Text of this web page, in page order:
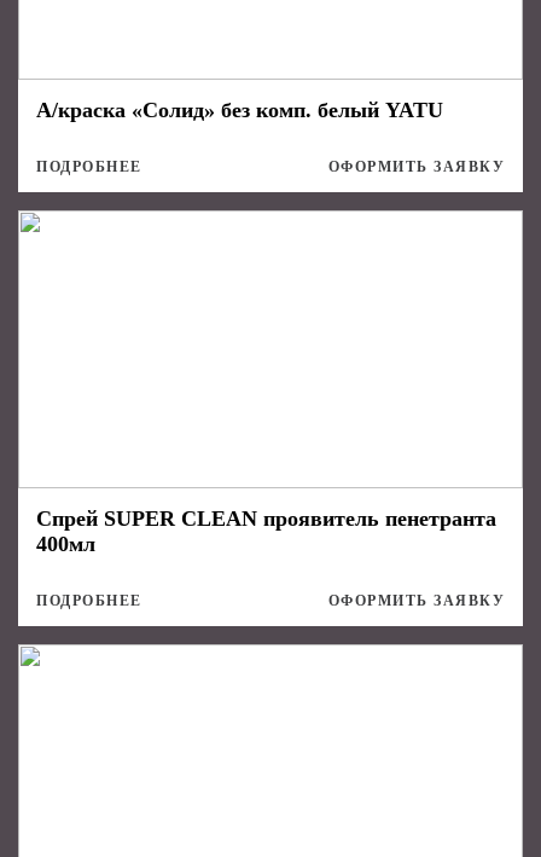
А/краска «Солид» без комп. белый YATU
ПОДРОБНЕЕ ОФОРМИТЬ ЗАЯВКУ
Спрей SUPER CLEAN проявитель пенетранта
400мл
ПОДРОБНЕЕ ОФОРМИТЬ ЗАЯВКУ